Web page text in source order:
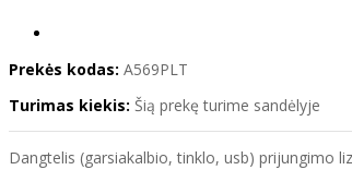
Prekės kodas: A569PLT
Turimas kiekis: Šią prekę turime sandėlyje
Dangtelis (garsiakalbio, tinklo, usb) prijungimo